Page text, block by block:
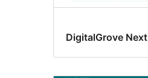
DigitalGrove Next